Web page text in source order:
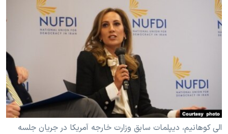
حقوق شهروندی
علم و فناوری
اسرائیل در جنگ
آرشیو پخش زنده
انتخابات ریاست جمهوری آمریکا ۲۰۲۴
حمله جمهوری اسلامی به اسرائیل
رمز مهسا
ورزش زنان در ایران
اعتراضات زن، زندگی، آزادی
مجموعه مستندهای دادخواهی
دنبال کنید
زبانهای مختلف
الی کوهانیم، دیپلمات سابق وزارت خارجه آمریکا در جریان جلسه